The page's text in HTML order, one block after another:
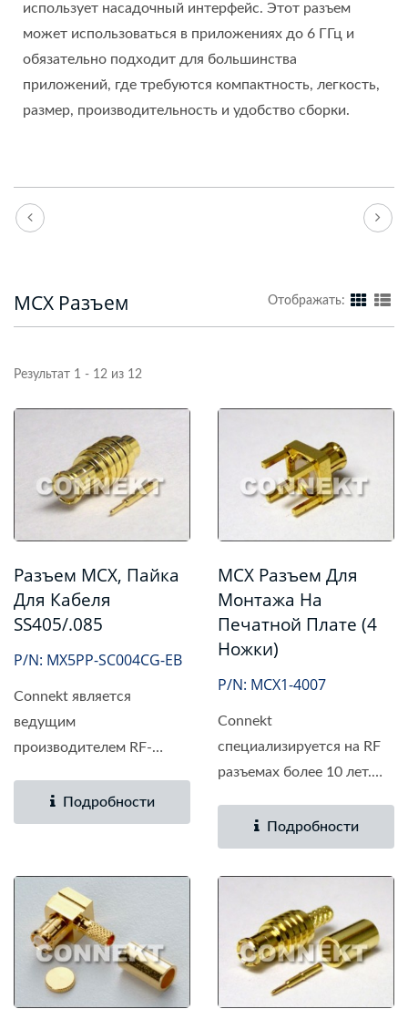
использует насадочный интерфейс. Этот разъем
может использоваться в приложениях до 6 ГГц и
обязательно подходит для большинства
приложений, где требуются компактность, легкость,
размер, производительность и удобство сборки.
MCX Разъем Отображать:
Результат 1 - 12 из 12
Разъем MCX, Пайка
Для Кабеля
SS405/.085
P/N: MX5PP-SC004CG-EB
Connekt является
ведущим
производителем RF-
Подробности
MCX Разъем Для
Монтажа На
Печатной Плате (4
Ножки)
P/N: MCX1-4007
Connekt
специализируется на RF
разъемах более 10 лет.
Подробности